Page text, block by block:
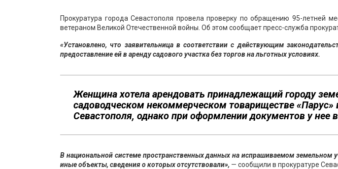
Прокуратура города Севастополя провела проверку по обращению 95-летней
ветераном Великой Отечественной войны. Об этом сообщает пресс-служба
«Установлено, что заявительница в соответствии с действующим
предоставление ей в аренду садового участка без торгов на льготных условиях.
Женщина хотела арендовать принадлежащий городу
садоводческом некоммерческом товариществе «Парус»
Севастополя, однако при оформлении документов у нее
В национальной системе пространственных данных на испрашиваемом земельном
иные объекты, сведения о которых отсутствовали», — сообщили в прокуратуре